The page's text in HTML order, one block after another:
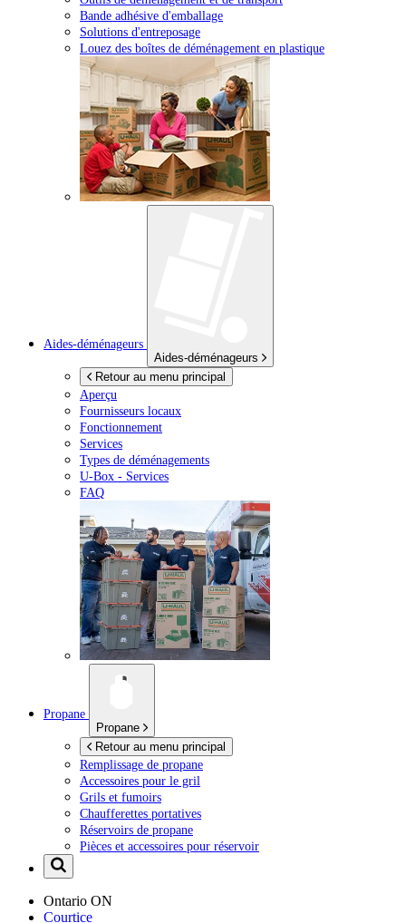
Bande adhésive d'emballage
Solutions d'entreposage
Louez des boîtes de déménagement en plastique
Aides-déménageurs
Aides-déménageurs
Retour au menu principal
Aperçu
Fournisseurs locaux
Fonctionnement
Services
Types de déménagements
U-Box - Services
FAQ
Propane
Propane
Retour au menu principal
Remplissage de propane
Accessoires pour le gril
Grils et fumoirs
Chaufferettes portatives
Réservoirs de propane
Pièces et accessoires pour réservoir
Ontario ON
Courtice